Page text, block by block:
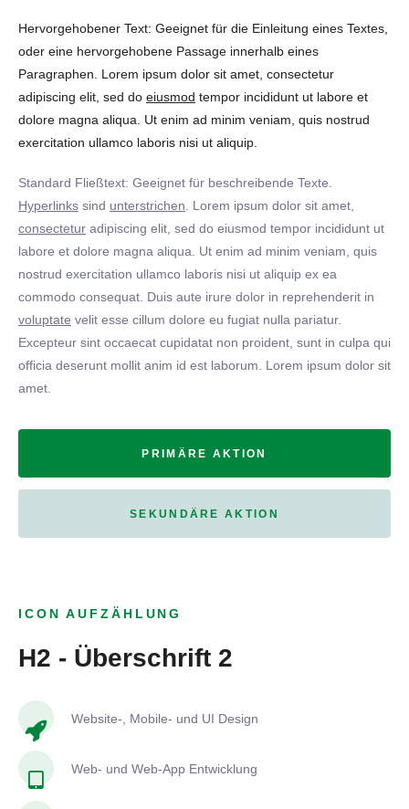
Hervorgehobener Text: Geeignet für die Einleitung eines Textes,
oder eine hervorgehobene Passage innerhalb eines
Paragraphen. Lorem ipsum dolor sit amet, consectetur
adipiscing elit, sed do eiusmod tempor incididunt ut labore et
dolore magna aliqua. Ut enim ad minim veniam, quis nostrud
exercitation ullamco laboris nisi ut aliquip.
Standard Fließtext: Geeignet für beschreibende Texte.
Hyperlinks sind unterstrichen . Lorem ipsum dolor sit amet,
consectetur adipiscing elit, sed do eiusmod tempor incididunt ut
labore et dolore magna aliqua. Ut enim ad minim veniam, quis
nostrud exercitation ullamco laboris nisi ut aliquip ex ea
commodo consequat. Duis aute irure dolor in reprehenderit in
voluptate velit esse cillum dolore eu fugiat nulla pariatur.
Excepteur sint occaecat cupidatat non proident, sunt in culpa qui
officia deserunt mollit anim id est laborum. Lorem ipsum dolor sit
amet.
PRIMÄRE AKTION
SEKUNDÄRE AKTION
ICON AUFZÄHLUNG
H2 - Überschrift 2
Website-, Mobile- und UI Design
Web- und Web-App Entwicklung